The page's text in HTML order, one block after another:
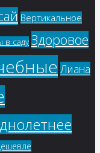
Вертикальное
в саду Здоровое
Лиана